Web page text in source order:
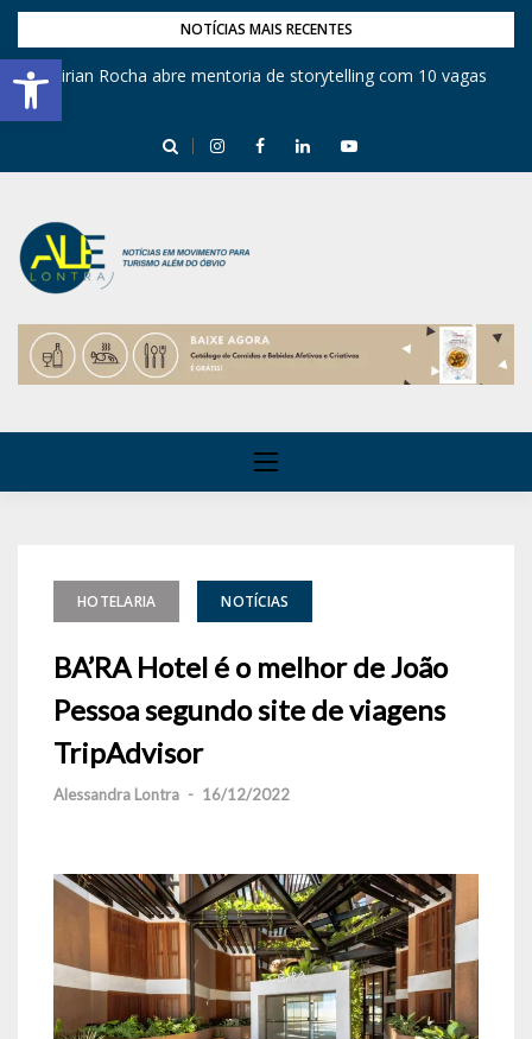
Barra de Ferramentas Aberta
NOTÍCIAS MAIS RECENTES
Mirian Rocha abre mentoria de storytelling com 10 vagas
HOTELARIA NOTÍCIAS
BA’RA Hotel é o melhor de João
Pessoa segundo site de viagens
TripAdvisor
Alessandra Lontra - 16/12/2022